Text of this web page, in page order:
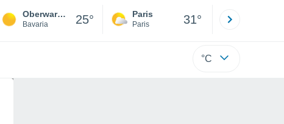
Oberwarmensteinach
Bavaria 25° Paris
Paris 31°
°C